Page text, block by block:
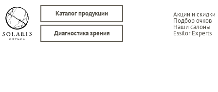
Каталог продукции Акции и скидки
Подбор очков
Наши салоны
Essilor Experts
Диагностика зрения